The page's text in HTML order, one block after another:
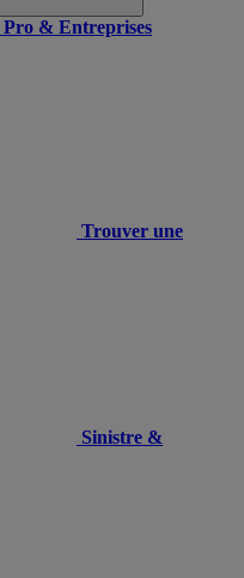
Pro & Entreprises
Trouver une
Sinistre &